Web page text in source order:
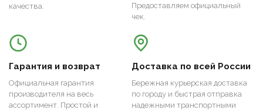
качества.
Предоставляем официальный
чек.
Гарантия и возврат
Официальная гарантия
производителя на весь
ассортимент. Простой и
Доставка по всей России
Бережная курьерская доставка
по городу и быстрая отправка
надежными транспортными